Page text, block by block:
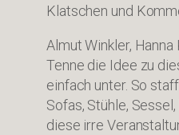
Klatschen und
Almut Winkler,
Tenne die Idee zu
einfach unter. So
Sofas, Stühle,
diese irre